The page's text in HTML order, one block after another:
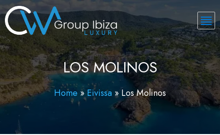
LOS MOLINOS
Home » Eivissa » Los Molinos